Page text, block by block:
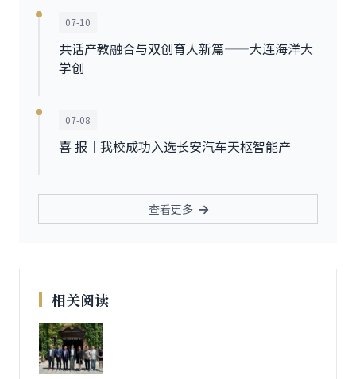
07-10
共话产教融合与双创育人新篇——大连海洋大
学创
07-08
喜 报｜我校成功入选长安汽车天枢智能产
查看更多
相关阅读